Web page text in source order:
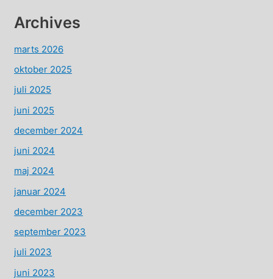
Archives
marts 2026
oktober 2025
juli 2025
juni 2025
december 2024
juni 2024
maj 2024
januar 2024
december 2023
september 2023
juli 2023
juni 2023